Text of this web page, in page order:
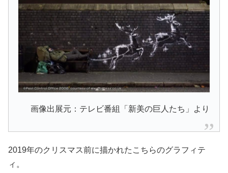
画像出展元：テレビ番組「新美の巨人たち」より
2019年のクリスマス前に描かれたこちらのグラフィテ
ィ。